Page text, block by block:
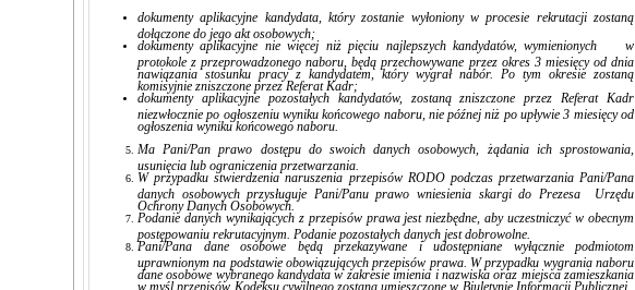
dokumenty aplikacyjne kandydata, który zostanie wyłoniony w procesie rekrutacji zostaną
dołączone do jego akt osobowych;
dokumenty aplikacyjne nie więcej niż pięciu najlepszych kandydatów, wymienionych w
protokole z przeprowadzonego naboru, będą przechowywane przez okres 3 miesięcy od dnia
nawiązania stosunku pracy z kandydatem, który wygrał nabór. Po tym okresie zostaną
komisyjnie zniszczone przez Referat Kadr;
dokumenty aplikacyjne pozostałych kandydatów, zostaną zniszczone przez Referat Kadr
niezwłocznie po ogłoszeniu wyniku końcowego naboru, nie późnej niż po upływie 3 miesięcy od
ogłoszenia wyniku końcowego naboru.
Ma Pani/Pan prawo dostępu do swoich danych osobowych, żądania ich sprostowania,
usunięcia lub ograniczenia przetwarzania.
W przypadku stwierdzenia naruszenia przepisów RODO podczas przetwarzania Pani/Pana
danych osobowych przysługuje Pani/Panu prawo wniesienia skargi do Prezesa Urzędu
Ochrony Danych Osobowych.
Podanie danych wynikających z przepisów prawa jest niezbędne, aby uczestniczyć w obecnym
postępowaniu rekrutacyjnym. Podanie pozostałych danych jest dobrowolne.
Pani/Pana dane osobowe będą przekazywane i udostępniane wyłącznie podmiotom
uprawnionym na podstawie obowiązujących przepisów prawa. W przypadku wygrania naboru
dane osobowe wybranego kandydata w zakresie imienia i nazwiska oraz miejsca zamieszkania
w myśl przepisów Kodeksu cywilnego zostaną umieszczone w Biuletynie Informacji Publicznej,